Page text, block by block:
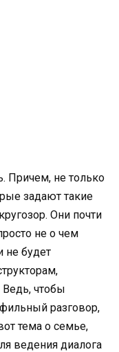
Причем, не только
задают такие
Они почти
не о чем
не будет
чтобы
разговор,
тема о семье,
ведения диалога